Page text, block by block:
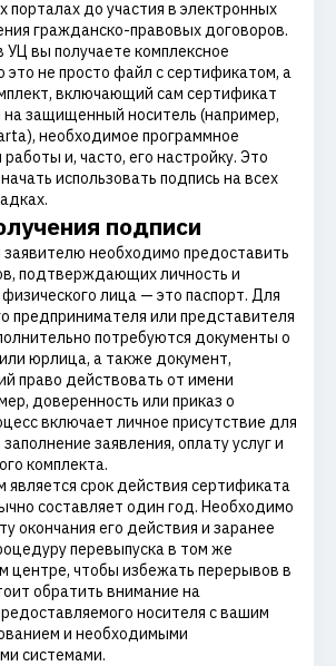
порталах до участия в электронных
гражданско-правовых договоров.
вы получаете комплексное
не просто файл с сертификатом, а
включающий сам сертификат
защищенный носитель (например,
необходимое программное
и, часто, его настройку. Это
использовать подпись на всех
подписи
необходимо предоставить
подтверждающих личность и
лица — это паспорт. Для
предпринимателя или представителя
потребуются документы о
юрлица, а также документ,
право действовать от имени
доверенность или приказ о
включает личное присутствие для
заявления, оплату услуг и
комплекта.
срок действия сертификата
составляет один год. Необходимо
окончания его действия и заранее
перевыпуска в том же
центре, чтобы избежать перерывов в
обратить внимание на
носителя с вашим
и необходимыми
системами.